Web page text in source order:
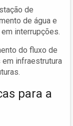
de
de água e
interrupções.
do fluxo de
infraestrutura
para a